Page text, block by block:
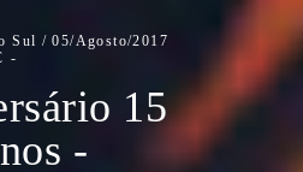
Sul / 05/Agosto/2017
15
-